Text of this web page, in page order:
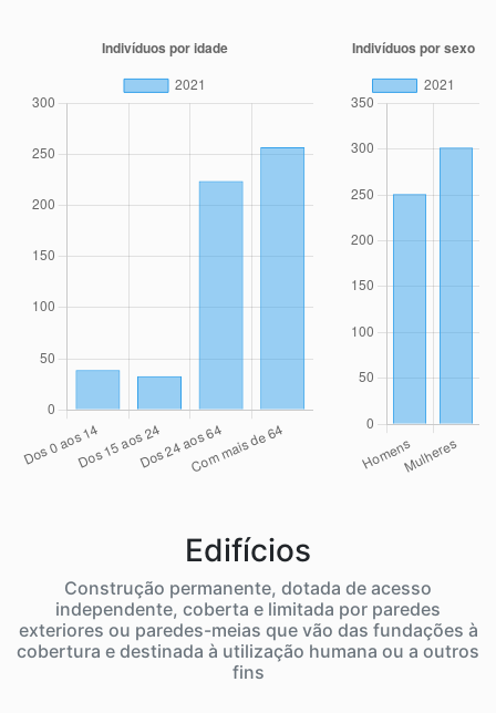
Edifícios
Construção permanente, dotada de acesso
independente, coberta e limitada por paredes
exteriores ou paredes-meias que vão das fundações à
cobertura e destinada à utilização humana ou a outros
fins